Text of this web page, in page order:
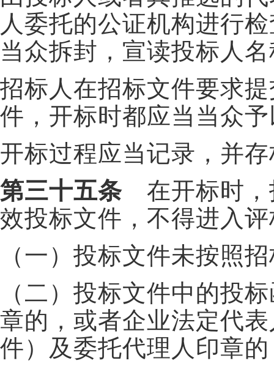
人委托的公证机构进行
当众拆封，宣读投标人
招标人在招标文件要求
件，开标时都应当当众
开标过程应当记录，并
第三十五条 在开标时，
效投标文件，不得进入
（一）投标文件未按照
（二）投标文件中的投
章的，或者企业法定代
件）及委托代理人印章